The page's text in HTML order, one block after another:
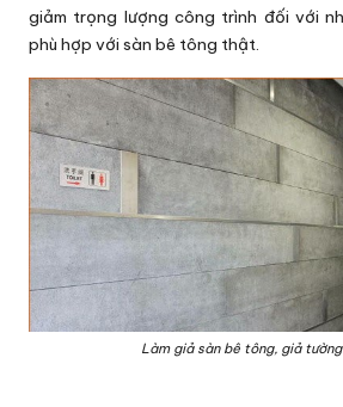
giảm trọng lượng công trình đối với
phù hợp với sàn bê tông thật.
Làm giả sàn bê tông, giả